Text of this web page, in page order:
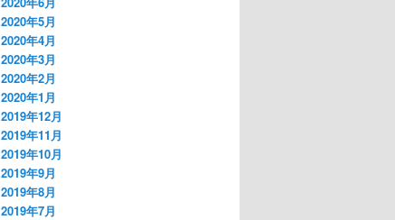
2020年5月
2020年4月
2020年3月
2020年2月
2020年1月
2019年12月
2019年11月
2019年10月
2019年9月
2019年8月
2019年7月